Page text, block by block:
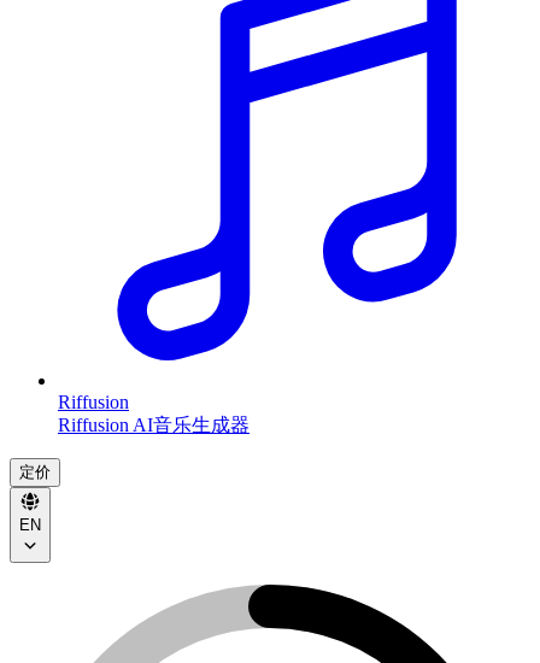
Riffusion
Riffusion AI音乐生成器
定价
EN